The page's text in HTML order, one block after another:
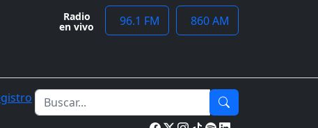
Radio
en vivo 96.1 FM 860 AM